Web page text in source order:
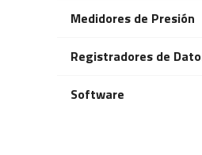
Medidores de Presión
Registradores de
Software